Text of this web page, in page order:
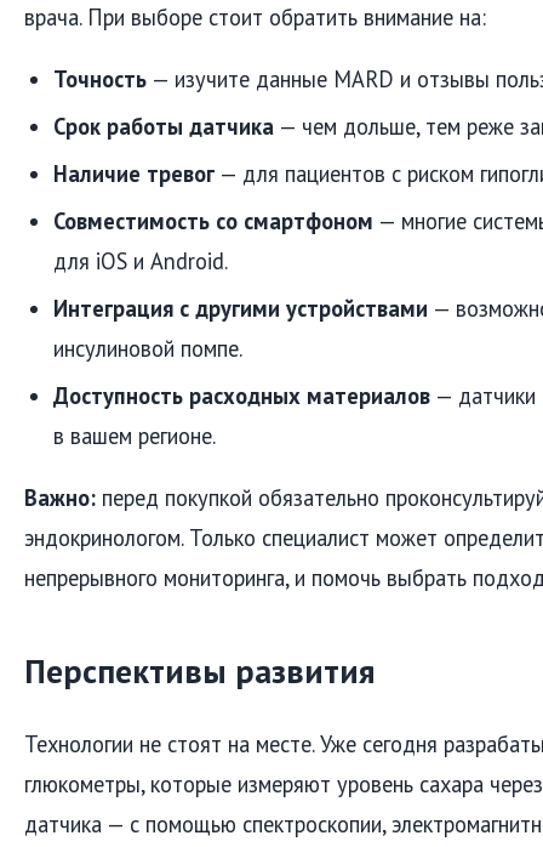
врача. При выборе стоит обратить внимание на:
Точность — изучите данные MARD и отзывы
Срок работы датчика — чем дольше, тем реже
Наличие тревог — для пациентов с риском
Совместимость со смартфоном — многие
для iOS и Android.
Интеграция с другими устройствами —
инсулиновой помпе.
Доступность расходных материалов —
в вашем регионе.
Важно: перед покупкой обязательно
эндокринологом. Только специалист может
непрерывного мониторинга, и помочь выбрать
Перспективы развития
Технологии не стоят на месте. Уже сегодня
глюкометры, которые измеряют уровень сахара
датчика — с помощью спектроскопии,